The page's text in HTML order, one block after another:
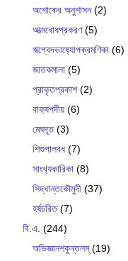
অশোকের অনুশাসন(2)
আত্মবোধপ্রকরণ(5)
ঋগ্বেদভাষ‍্যোপক্রমণিকা (6)
জাতকমালা (5)
প্রাকৃতপ্রকাশ(2)
বাক‍্যপদীয় (6)
মেঘদূত(3)
শিশুপালবধ(7)
সাংখ‍্যকারিকা (8)
সিদ্ধান্তকৌমুদী (37)
হর্ষচরিত(7)
বি.এ. (244)
অভিজ্ঞানশকুন্তলম্(19)